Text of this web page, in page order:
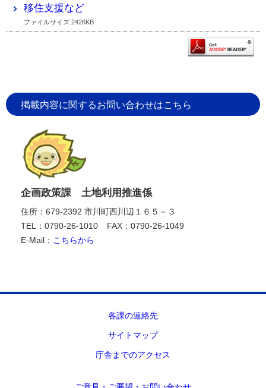
移住支援など
ファイルサイズ:2426KB
掲載内容に関するお問い合わせはこちら
企画政策課 土地利用推進係
住所：679-2392 市川町西川辺１６５－３
TEL：0790-26-1010
FAX：0790-26-1049
E-Mail： こちらから
各課の連絡先
サイトマップ
庁舎までのアクセス